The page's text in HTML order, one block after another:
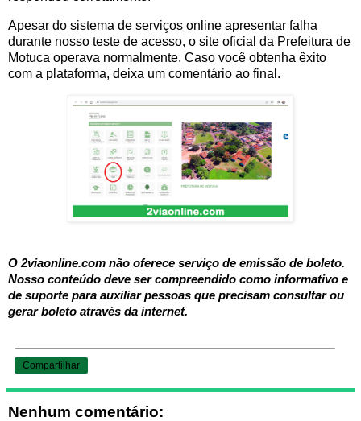
Apesar do sistema de serviços online apresentar falha
durante nosso teste de acesso, o site oficial da Prefeitura de
Motuca operava normalmente. Caso você obtenha êxito
com a plataforma, deixa um comentário ao final.
O 2viaonline.com não oferece serviço de emissão de boleto.
Nosso conteúdo deve ser compreendido como informativo e
de suporte para auxiliar pessoas que precisam consultar ou
gerar boleto através da internet.
Compartilhar
Nenhum comentário: